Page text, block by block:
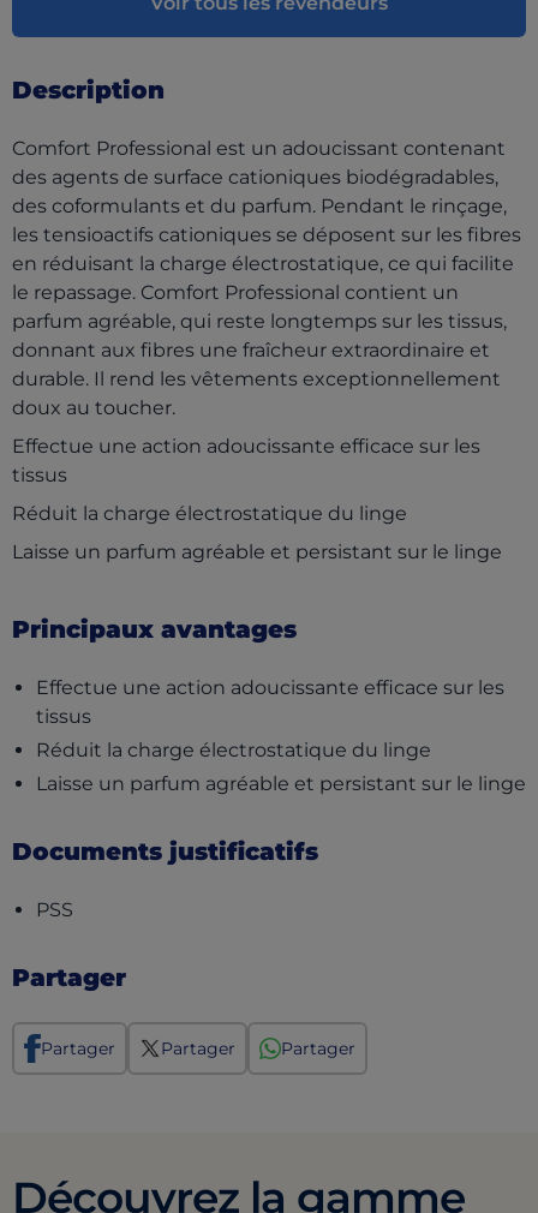
Description
Comfort Professional est un adoucissant contenant
des agents de surface cationiques biodégradables,
des coformulants et du parfum. Pendant le rinçage,
les tensioactifs cationiques se déposent sur les fibres
en réduisant la charge électrostatique, ce qui facilite
le repassage. Comfort Professional contient un
parfum agréable, qui reste longtemps sur les tissus,
donnant aux fibres une fraîcheur extraordinaire et
durable. Il rend les vêtements exceptionnellement
doux au toucher.
Effectue une action adoucissante efficace sur les
tissus
Réduit la charge électrostatique du linge
Laisse un parfum agréable et persistant sur le linge
Principaux avantages
Effectue une action adoucissante efficace sur les
tissus
Réduit la charge électrostatique du linge
Laisse un parfum agréable et persistant sur le linge
Documents justificatifs
PSS
Partager
Partager Partager Partager
Découvrez la gamme